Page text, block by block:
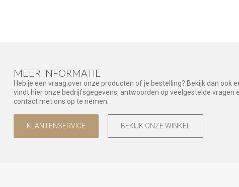
MEER INFORMATIE
Heb je een vraag over onze producten of je bestelling? Bekijk dan ook
vindt hier onze bedrijfsgegevens, antwoorden op veelgestelde vragen
contact met ons op te nemen.
KLANTENSERVICE BEKIJK ONZE WINKEL